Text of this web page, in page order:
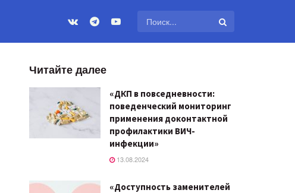
Читайте далее
«ДКП в повседневности:
поведенческий мониторинг
применения доконтактной
профилактики ВИЧ-
инфекции»
13.08.2024
«Доступность заменителей